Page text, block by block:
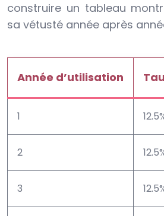
construire un tableau
sa vétusté année après
Année d’utilisation
1
2
3